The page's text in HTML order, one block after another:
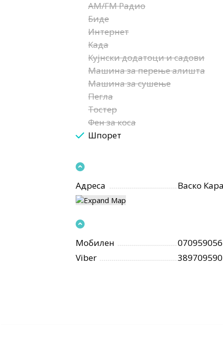
AM/FM Радио
Биде
Интернет
Када
Кујнски додатоци и садови
Машина за перење алишта
Машина за сушење
Пегла
Тостер
Фен за коса
Шпорет
Адреса Васко
Мобилен
070959056
Viber